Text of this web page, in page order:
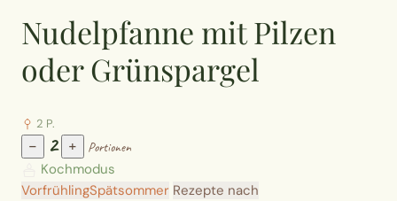
Nudelpfanne mit Pilzen
oder Grünspargel
2 P.
− 2 + Portionen
Kochmodus
VorfrühlingSpätsommer Rezepte nach